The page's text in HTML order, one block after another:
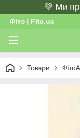
💚 Ми
Фіто | Fito.ua
Товари